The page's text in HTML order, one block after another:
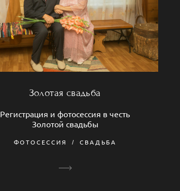
Золотая свадьба
Регистрация и фотосессия в честь
Золотой свадьбы
ФОТОСЕССИЯ СВАДЬБА